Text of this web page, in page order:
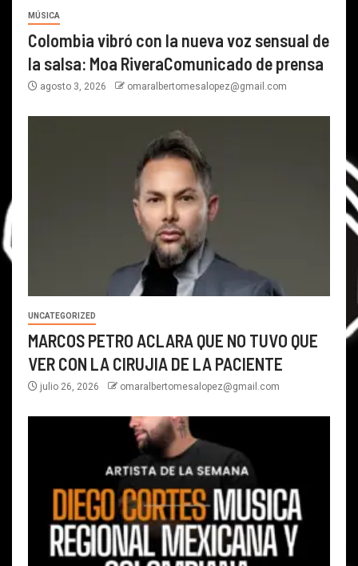
MÚSICA
Colombia vibró con la nueva voz sensual de
la salsa: Moa RiveraComunicado de prensa
agosto 3, 2026 omaralbertomesalopez@gmail.com
UNCATEGORIZED
MARCOS PETRO ACLARA QUE NO TUVO QUE
VER CON LA CIRUJIA DE LA PACIENTE
julio 26, 2026 omaralbertomesalopez@gmail.com